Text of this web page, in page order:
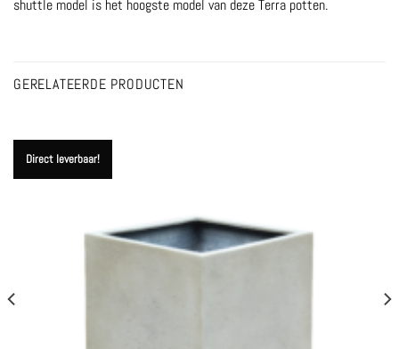
shuttle model is het hoogste model van deze Terra potten.
GERELATEERDE PRODUCTEN
Direct leverbaar!